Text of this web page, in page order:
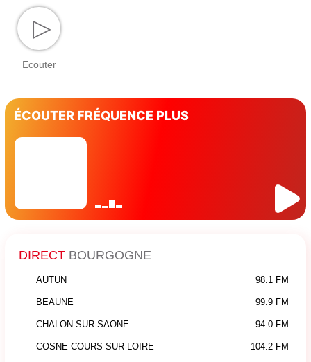
▷
Ecouter
ÉCOUTER FRÉQUENCE PLUS
DIRECT BOURGOGNE
AUTUN 98.1 FM
BEAUNE 99.9 FM
CHALON-SUR-SAONE 94.0 FM
COSNE-COURS-SUR-LOIRE 104.2 FM